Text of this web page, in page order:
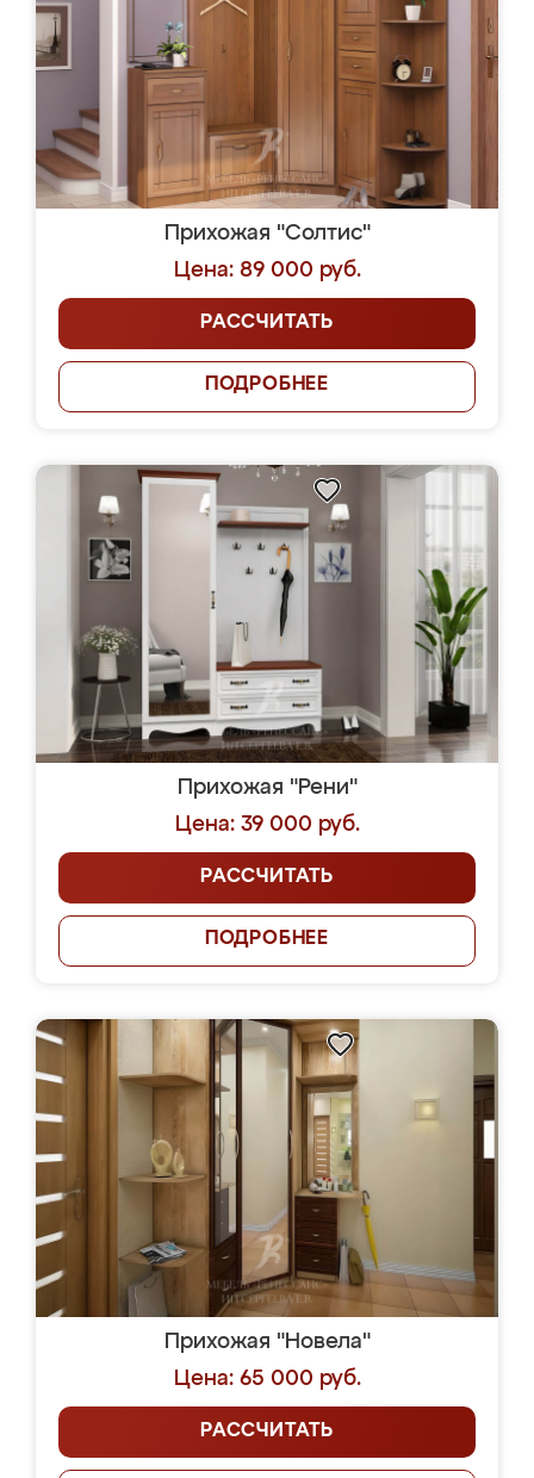
Прихожая "Солтис"
Цена: 89 000 руб.
РАССЧИТАТЬ
ПОДРОБНЕЕ
Прихожая "Рени"
Цена: 39 000 руб.
РАССЧИТАТЬ
ПОДРОБНЕЕ
Прихожая "Новела"
Цена: 65 000 руб.
РАССЧИТАТЬ